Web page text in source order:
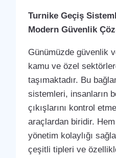
Turnike Geçiş
Modern Güvenlik
Günümüzde güvenlik
kamu ve özel
taşımaktadır. Bu
sistemleri, insanların
çıkışlarını kontrol
araçlardan biridir.
yönetim kolaylığı
çeşitli tipleri ve